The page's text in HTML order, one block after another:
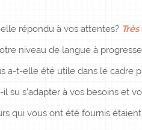
répondu à vos attentes?
niveau de langue à
a-t-elle été utile dans le cadre
su s’adapter à vos besoins et
qui vous ont été fournis